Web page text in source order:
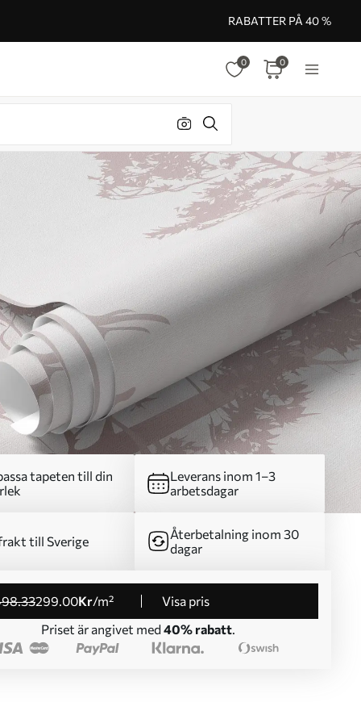
RABATTER PÅ 40 %
0 0
tapeten till din
Leverans inom 1–3
arbetsdagar
till Sverige
Återbetalning inom 30
dagar
.33299.00Kr/m²
Visa pris
Priset är angivet med 40% rabatt.